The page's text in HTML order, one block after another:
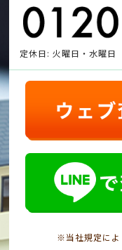
定休日: 火曜日・水曜日
※当社規定によ